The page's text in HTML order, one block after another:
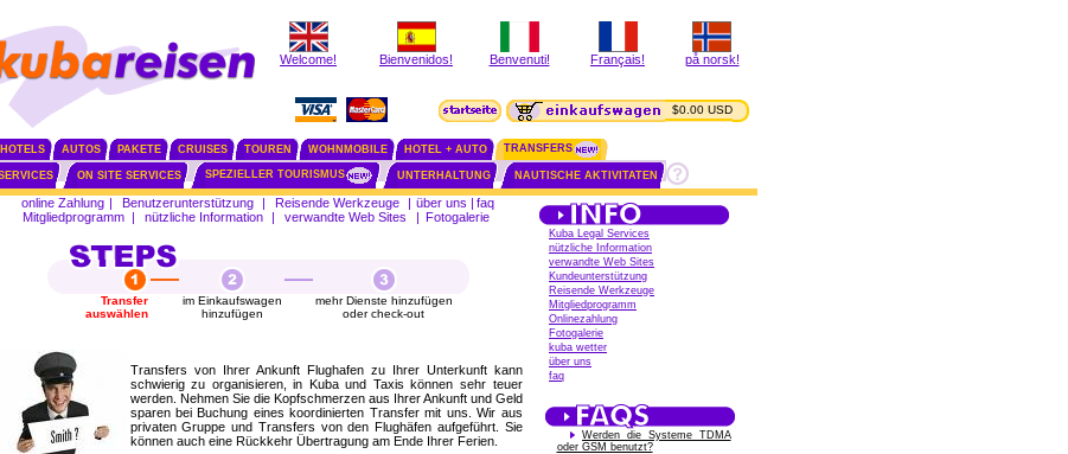
Welcome! Bienvenidos! Benvenuti! Français! på norsk!
$0.00 USD
HOTELS AUTOS PAKETE CRUISES TOUREN WOHNMOBILE HOTEL + AUTO TRANSFERS
ON SITE SERVICES SPEZIELLER TOURISMUS UNTERHALTUNG NAUTISCHE AKTIVITATEN
online Zahlung | Benutzerunterstützung | Reisende Werkzeuge | über uns | faq
Mitgliedprogramm | nützliche Information | verwandte Web Sites | Fotogalerie
Transfer
auswählen
im Einkaufswagen
hinzufügen
mehr Dienste hinzufügen
oder check-out
Transfers von Ihrer Ankunft Flughafen zu Ihrer Unterkunft kann
schwierig zu organisieren, in Kuba und Taxis können sehr teuer
werden. Nehmen Sie die Kopfschmerzen aus Ihrer Ankunft und Geld
sparen bei Buchung eines koordinierten Transfer mit uns. Wir aus
privaten Gruppe und Transfers von den Flughäfen aufgeführt. Sie
können auch eine Rückkehr Übertragung am Ende Ihrer Ferien.
Kuba Legal Services
nützliche Information
verwandte Web Sites
Kundeunterstützung
Reisende Werkzeuge
Mitgliedprogramm
Onlinezahlung
Fotogalerie
kuba wetter
über uns
faq
Werden die Systeme TDMA
oder GSM benutzt?